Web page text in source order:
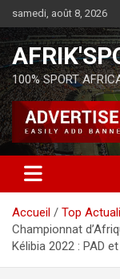
samedi, août 8, 2026
100% SPORT
Accueil
Top
Championnat
Kélibia 2022 : PAD